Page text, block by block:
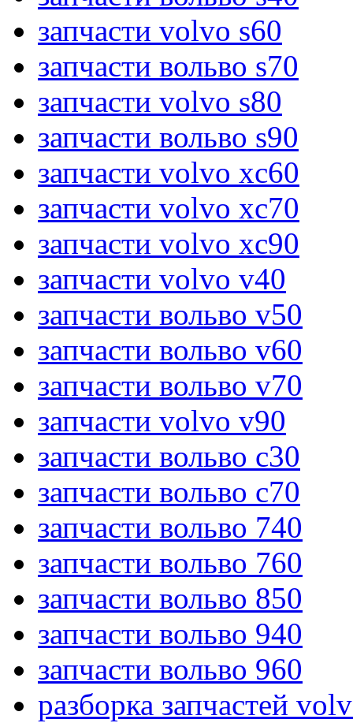
запчасти volvo s60
запчасти вольво s70
запчасти volvo s80
запчасти вольво s90
запчасти volvo xc60
запчасти volvo xc70
запчасти volvo xc90
запчасти volvo v40
запчасти вольво v50
запчасти вольво v60
запчасти вольво v70
запчасти volvo v90
запчасти вольво c30
запчасти вольво c70
запчасти вольво 740
запчасти вольво 760
запчасти вольво 850
запчасти вольво 940
запчасти вольво 960
разборка запчастей